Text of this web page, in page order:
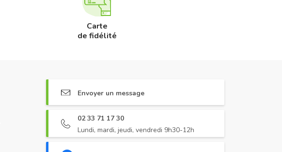
Carte
de fidélité
Envoyer un message
02 33 71 17 30
Lundi, mardi, jeudi, vendredi 9h30-12h